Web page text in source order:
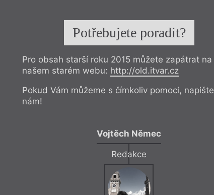
Potřebujete poradit?
Pro obsah starší roku 2015 můžete zapátrat na
našem starém webu: http://old.itvar.cz
Pokud Vám můžeme s čímkoliv pomoci, napište
nám!
Vojtěch Němec
Redakce